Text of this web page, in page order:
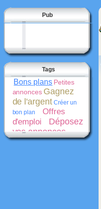
Pub
Tags
Bons plans Petites
annonces Gagnez
de l'argent Créer un
bon plan
Offres
d'emploi
Déposez
vos annonces
gratuitement
Bons